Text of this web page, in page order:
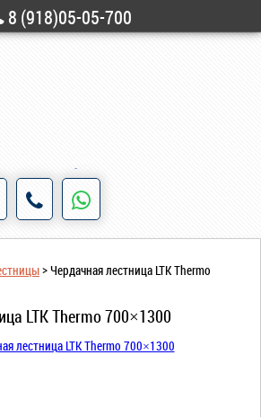
8 (918)05-05-700
ул. Свободы, д. 28
для нас не пустые
>Чердачная лестница LTK Thermo
LTK Thermo 700×1300